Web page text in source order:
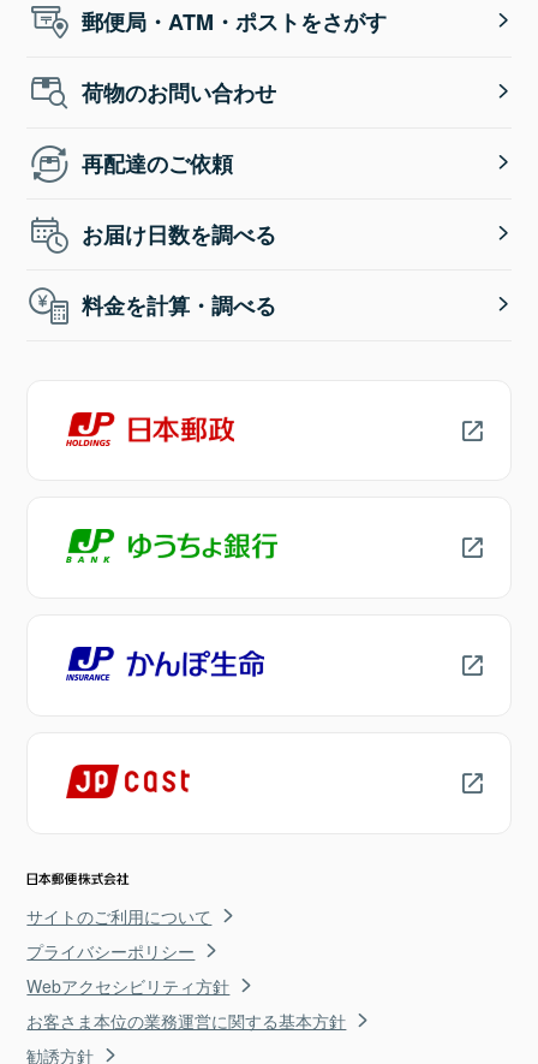
郵便局・ATM・ポストをさがす
荷物のお問い合わせ
再配達のご依頼
お届け日数を調べる
料金を計算・調べる
サイトのご利用について
プライバシーポリシー
Webアクセシビリティ方針
お客さま本位の業務運営に関する基本方針
勧誘方針